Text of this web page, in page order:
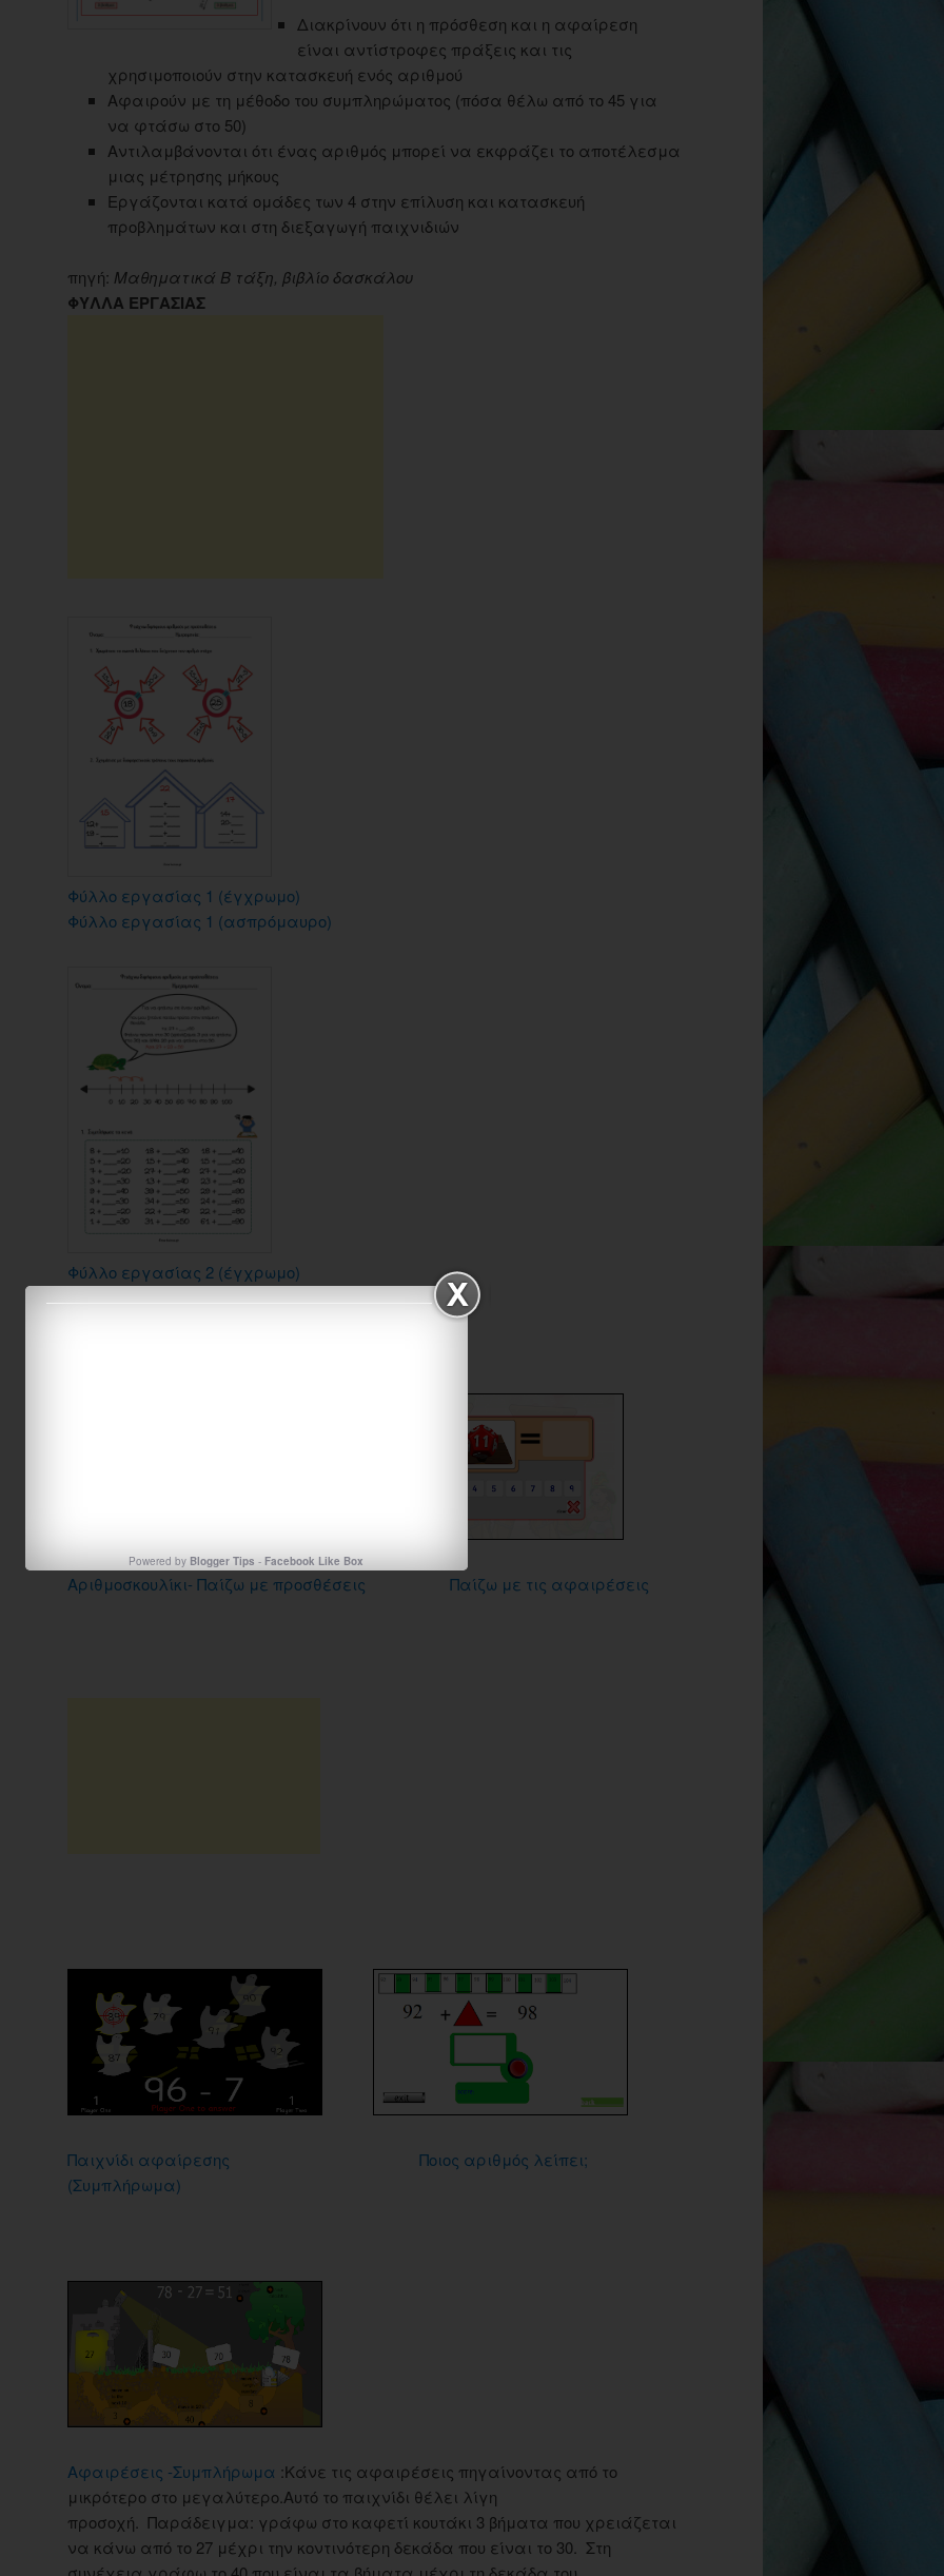
Διακρίνουν ότι η πρόσθεση και η αφαίρεση
είναι αντίστροφες πράξεις και τις
χρησιμοποιούν στην κατασκευή ενός αριθμού
Αφαιρούν με τη μέθοδο του συμπληρώματος (πόσα θέλω από το 45 για
να φτάσω στο 50)
Αντιλαμβάνονται ότι ένας αριθμός μπορεί να εκφράζει το αποτέλεσμα
μιας μέτρησης μήκους
Εργάζονται κατά ομάδες των 4 στην επίλυση και κατασκευή
προβλημάτων και στη διεξαγωγή παιχνιδιών
πηγή: Μαθηματικά Β τάξη, βιβλίο δασκάλου
ΦΥΛΛΑ ΕΡΓΑΣΙΑΣ
Φύλλο εργασίας 1 (έγχρωμο)
Φύλλο εργασίας 1 (ασπρόμαυρο)
Φύλλο εργασίας 2 (έγχρωμο)
Αριθμοσκουλίκι- Παίζω με προσθέσεις Παίζω με τις αφαιρέσεις
Παιχνίδι αφαίρεσης
Ποιος αριθμός λείπει;
(Συμπλήρωμα)
Αφαιρέσεις -Συμπλήρωμα :Κάνε τις αφαιρέσεις πηγαίνοντας από το
μικρότερο στο μεγαλύτερο.Αυτό το παιχνίδι θέλει λίγη
προσοχή. Παράδειγμα: γράφω στο καφετί κουτάκι 3 βήματα που χρειάζεται
να κάνω από το 27 μέχρι την κοντινότερη δεκάδα που είναι το 30. Στη
Powered byBlogger Tips -Facebook Like Box